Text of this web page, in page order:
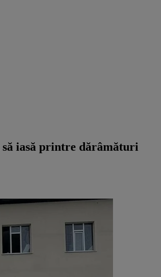
iasă printre dărâmături